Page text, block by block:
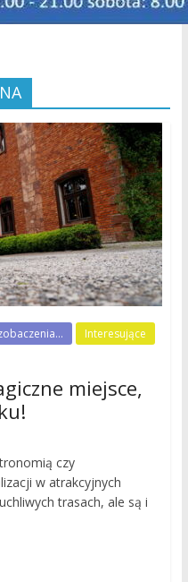
Interesujące
miejsce,
czy
w atrakcyjnych
trasach, ale są i